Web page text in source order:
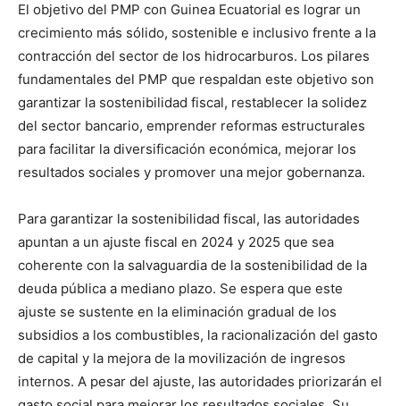
El objetivo del PMP con Guinea Ecuatorial es lograr un
crecimiento más sólido, sostenible e inclusivo frente a la
contracción del sector de los hidrocarburos. Los pilares
fundamentales del PMP que respaldan este objetivo son
garantizar la sostenibilidad fiscal, restablecer la solidez
del sector bancario, emprender reformas estructurales
para facilitar la diversificación económica, mejorar los
resultados sociales y promover una mejor gobernanza.
Para garantizar la sostenibilidad fiscal, las autoridades
apuntan a un ajuste fiscal en 2024 y 2025 que sea
coherente con la salvaguardia de la sostenibilidad de la
deuda pública a mediano plazo. Se espera que este
ajuste se sustente en la eliminación gradual de los
subsidios a los combustibles, la racionalización del gasto
de capital y la mejora de la movilización de ingresos
internos. A pesar del ajuste, las autoridades priorizarán el